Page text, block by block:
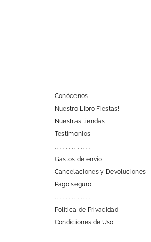
Conócenos
Nuestro Libro Fiestas!
Nuestras tiendas
Testimonios
. . . . . . . . . . . . .
Gastos de envío
Cancelaciones y Devoluciones
Pago seguro
Política de Privacidad
Condiciones de Uso